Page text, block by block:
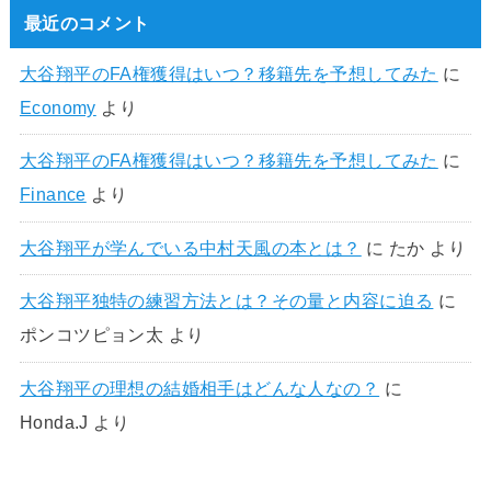
最近のコメント
大谷翔平のFA権獲得はいつ？移籍先を予想してみた に
Economy より
大谷翔平のFA権獲得はいつ？移籍先を予想してみた に
Finance より
大谷翔平が学んでいる中村天風の本とは？ に たか より
大谷翔平独特の練習方法とは？その量と内容に迫る に
ポンコツピョン太 より
大谷翔平の理想の結婚相手はどんな人なの？ に
Honda.J より